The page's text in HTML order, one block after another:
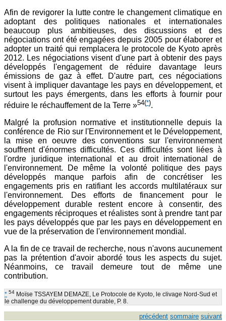
Afin de revigorer la lutte contre le changement climatique en
adoptant des politiques nationales et internationales
beaucoup plus ambitieuses, des discussions et des
négociations ont été engagées depuis 2005 pour élaborer et
adopter un traité qui remplacera le protocole de Kyoto après
2012. Les négociations visent d'une part à obtenir des pays
développés l'engagement de réduire davantage leurs
émissions de gaz à effet. D'autre part, ces négociations
visent à impliquer davantage les pays en développement, et
surtout les pays émergents, dans les efforts à fournir pour
réduire le réchauffement de la Terre »54(*).
Malgré la profusion normative et institutionnelle depuis la
conférence de Rio sur l'Environnement et le Développement,
la mise en oeuvre des conventions sur l'environnement
souffrent d'énormes difficultés. Ces difficultés sont liées à
l'ordre juridique international et au droit international de
l'environnement. De même la volonté politique des pays
développés manque parfois afin de concrétiser les
engagements pris en ratifiant les accords multilatéraux sur
l'environnement. Des efforts de financement pour le
développement durable restent encore à consentir, des
engagements réciproques et réalistes sont à prendre tant par
les pays développés que par les pays en développement en
vue de la préservation de l'environnement mondial.
A la fin de ce travail de recherche, nous n'avons aucunement
pas la prétention d'avoir abordé tous les aspects du sujet.
Néanmoins, ce travail demeure tout de même une
contribution.
* 54 Moïse TSSAYEM DEMAZE, Le Protocole de Kyoto, le clivage Nord-Sud et
le challenge du développement durable, P. 8.
précédent sommaire suivant